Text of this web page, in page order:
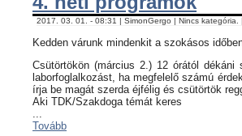
2017. 03. 01. - 08:31 | SimonGergo | Nincs kategória. |
Kedden várunk mindenkit a szokásos
Csütörtökön (március 2.) 12 órától
laborfoglalkozást, ha megfelelő számú
írja be magát szerda éjfélig és csütörtök
Aki TDK/Szakdoga témát keres
Tovább